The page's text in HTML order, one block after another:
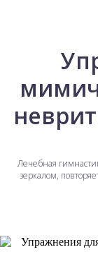
Лечебная
зеркалом,